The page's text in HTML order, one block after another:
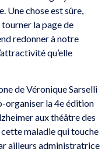
Une chose est sûre,
la page de
redonner à notre
qu’elle
de Véronique Sarselli
organiser la 4e édition
aux théâtre des
maladie qui touche
ailleurs administratrice